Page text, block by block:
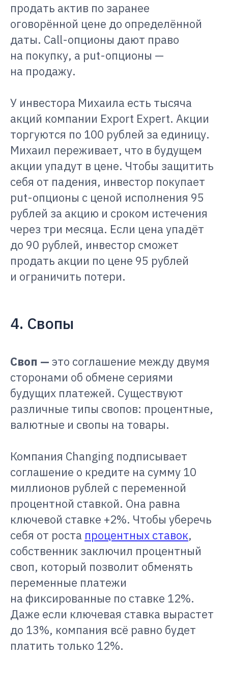
продать актив по заранее
оговорённой цене до определённой
даты. Call-опционы дают право
на покупку, а put-опционы —
на продажу.
У инвестора Михаила есть тысяча
акций компании Export Expert. Акции
торгуются по 100 рублей за единицу.
Михаил переживает, что в будущем
акции упадут в цене. Чтобы защитить
себя от падения, инвестор покупает
put-опционы с ценой исполнения 95
рублей за акцию и сроком истечения
через три месяца. Если цена упадёт
до 90 рублей, инвестор сможет
продать акции по цене 95 рублей
и ограничить потери.
4. Свопы
Своп — это соглашение между двумя
сторонами об обмене сериями
будущих платежей. Существуют
различные типы свопов: процентные,
валютные и свопы на товары.
Компания Changing подписывает
соглашение о кредите на сумму 10
миллионов рублей с переменной
процентной ставкой. Она равна
ключевой ставке +2%. Чтобы уберечь
себя от роста процентных ставок,
собственник заключил процентный
своп, который позволит обменять
переменные платежи
на фиксированные по ставке 12%.
Даже если ключевая ставка вырастет
до 13%, компания всё равно будет
платить только 12%.